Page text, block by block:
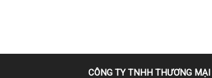
CÔNG TY TNHH THƯƠNG